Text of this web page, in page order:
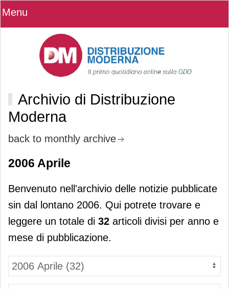
Menu
Archivio di Distribuzione
Moderna
back to monthly archive
2006 Aprile
Benvenuto nell'archivio delle notizie pubblicate
sin dal lontano 2006. Qui potrete trovare e
leggere un totale di 32 articoli divisi per anno e
mese di pubblicazione.